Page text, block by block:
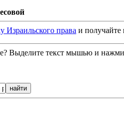
Израильского права и получайте
Выделите текст мышью и